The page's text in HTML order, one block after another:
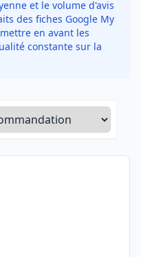
et le volume d'avis
des fiches Google My
en avant les
constante sur la